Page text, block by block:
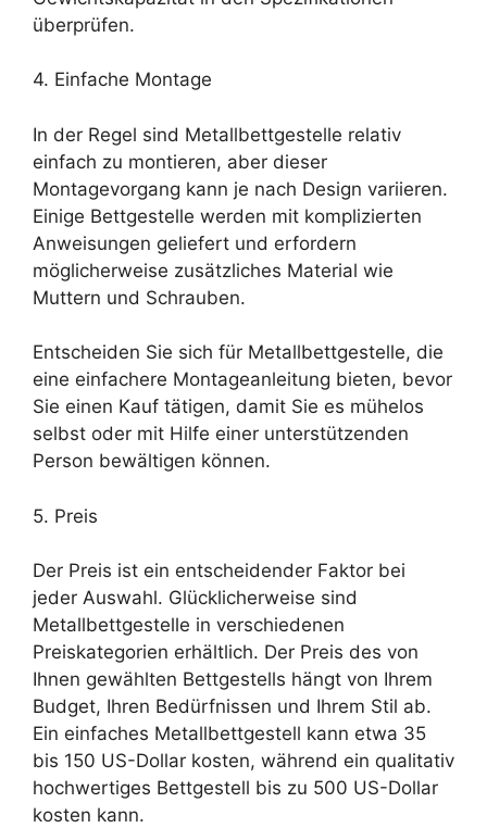
überprüfen.
4. Einfache Montage
In der Regel sind Metallbettgestelle relativ
einfach zu montieren, aber dieser
Montagevorgang kann je nach Design variieren.
Einige Bettgestelle werden mit komplizierten
Anweisungen geliefert und erfordern
möglicherweise zusätzliches Material wie
Muttern und Schrauben.
Entscheiden Sie sich für Metallbettgestelle, die
eine einfachere Montageanleitung bieten, bevor
Sie einen Kauf tätigen, damit Sie es mühelos
selbst oder mit Hilfe einer unterstützenden
Person bewältigen können.
5. Preis
Der Preis ist ein entscheidender Faktor bei
jeder Auswahl. Glücklicherweise sind
Metallbettgestelle in verschiedenen
Preiskategorien erhältlich. Der Preis des von
Ihnen gewählten Bettgestells hängt von Ihrem
Budget, Ihren Bedürfnissen und Ihrem Stil ab.
Ein einfaches Metallbettgestell kann etwa 35
bis 150 US-Dollar kosten, während ein qualitativ
hochwertiges Bettgestell bis zu 500 US-Dollar
kosten kann.